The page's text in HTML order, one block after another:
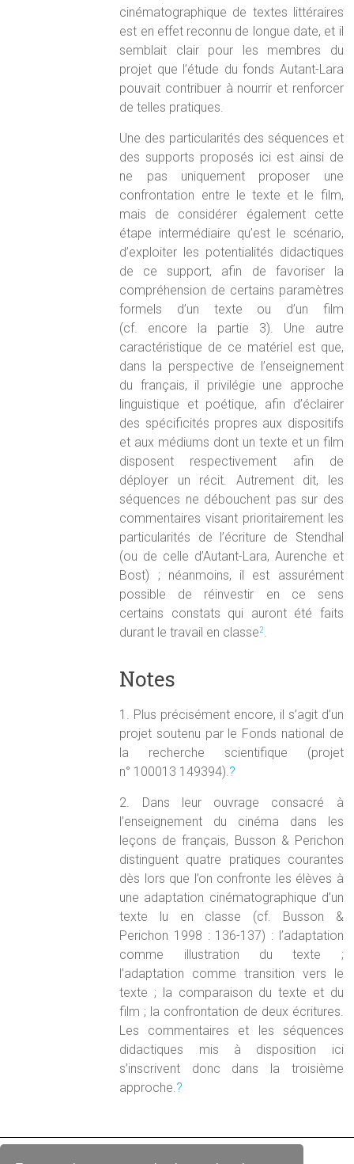
cinématographique de textes littéraires
est en effet reconnu de longue date, et il
semblait clair pour les membres du
projet que l’étude du fonds Autant-Lara
pouvait contribuer à nourrir et renforcer
de telles pratiques.
Une des particularités des séquences et
des supports proposés ici est ainsi de
ne pas uniquement proposer une
confrontation entre le texte et le film,
mais de considérer également cette
étape intermédiaire qu’est le scénario,
d’exploiter les potentialités didactiques
de ce support, afin de favoriser la
compréhension de certains paramètres
formels d’un texte ou d’un film
(cf. encore la partie 3). Une autre
caractéristique de ce matériel est que,
dans la perspective de l’enseignement
du français, il privilégie une approche
linguistique et poétique, afin d’éclairer
des spécificités propres aux dispositifs
et aux médiums dont un texte et un film
disposent respectivement afin de
déployer un récit. Autrement dit, les
séquences ne débouchent pas sur des
commentaires visant prioritairement les
particularités de l’écriture de Stendhal
(ou de celle d’Autant-Lara, Aurenche et
Bost) ; néanmoins, il est assurément
possible de réinvestir en ce sens
certains constats qui auront été faits
durant le travail en classe2.
Notes
1. Plus précisément encore, il s’agit d’un
projet soutenu par le Fonds national de
la recherche scientifique (projet
n° 100013 149394).?
2. Dans leur ouvrage consacré à
l’enseignement du cinéma dans les
leçons de français, Busson & Perichon
distinguent quatre pratiques courantes
dès lors que l’on confronte les élèves à
une adaptation cinématographique d’un
texte lu en classe (cf. Busson &
Perichon 1998 : 136-137) : l’adaptation
comme illustration du texte ;
l’adaptation comme transition vers le
texte ; la comparaison du texte et du
film ; la confrontation de deux écritures.
Les commentaires et les séquences
didactiques mis à disposition ici
s’inscrivent donc dans la troisième
approche.?